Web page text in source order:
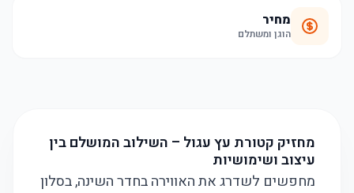
מחיר
הוגן ומשתלם
מחזיק קטורת עץ עגול – השילוב המושלם בין
עיצוב ושימושיות
מחפשים לשדרג את האווירה בחדר השינה, בסלון